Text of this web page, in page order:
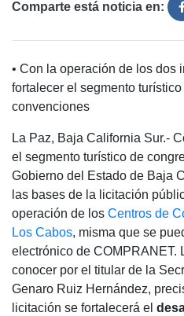
Comparte está noticia en:
• Con la operación de los dos
fortalecer el segmento
convenciones
La Paz, Baja California Sur.-
el segmento turístico de
Gobierno del Estado de Baja
las bases de la licitación
operación de los Centros de
Los Cabos, misma que se
electrónico de COMPRANET.
conocer por el titular de la
Genaro Ruiz Hernández,
licitación se fortalecerá el